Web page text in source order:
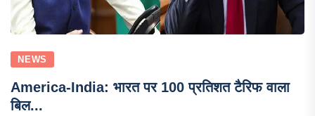
NEWS
America-India: भारत पर 100 प्रतिशत टैरिफ वाला
बिल...